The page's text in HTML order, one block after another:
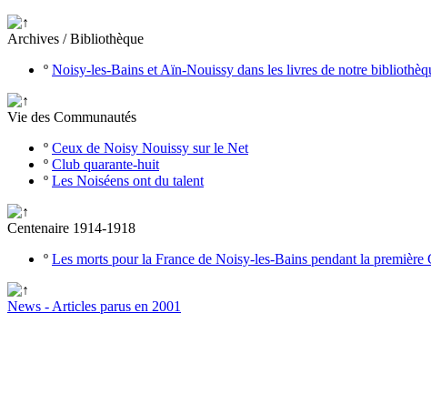
Archives / Bibliothèque
º Noisy-les-Bains et Aïn-Nouissy dans les livres de notre
Vie des Communautés
º Ceux de Noisy Nouissy sur le Net
º Club quarante-huit
º Les Noiséens ont du talent
Centenaire 1914-1918
º Les morts pour la France de Noisy-les-Bains pendant la première
News - Articles parus en 2001